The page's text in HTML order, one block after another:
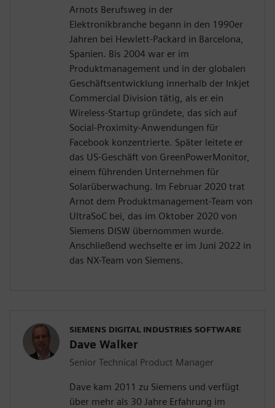
Arnots Berufsweg in der
Elektronikbranche begann in den 1990er
Jahren bei Hewlett-Packard in Barcelona,
Spanien. Bis 2004 war er im
Produktmanagement und in der globalen
Geschäftsentwicklung innerhalb der Inkjet
Commercial Division tätig, als er ein
Wireless-Startup gründete, das sich auf
Social-Proximity-Anwendungen für
Facebook konzentrierte. Später leitete er
das US-Geschäft von GreenPowerMonitor,
einem führenden Unternehmen für
Solarüberwachung. Im Februar 2020 trat
Arnot dem Produktmanagement-Team von
UltraSoC bei, das im Oktober 2020 von
Siemens DISW übernommen wurde.
Anschließend wechselte er im Juni 2022 in
das NX-Team von Siemens.
SIEMENS DIGITAL INDUSTRIES SOFTWARE
Dave Walker
Senior Technical Product Manager
Dave kam 2011 zu Siemens und verfügt
über mehr als 30 Jahre Erfahrung im